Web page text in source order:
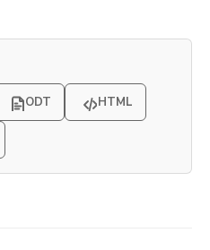
ODT HTML